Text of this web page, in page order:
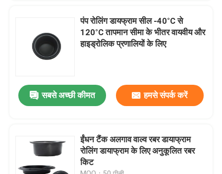
समाचार
उद्धरण मांगें
वाल्व रबर डायाफ्राम
पंप रोलिंग डायफ्राम सील -40°C से
120°C तापमान सीमा के भीतर वायवीय और
हाइड्रोलिक प्रणालियों के लिए
सबसे अच्छी कीमत हमसे संपर्क करें
ईंधन टैंक अलगाव वाल्व रबर डायाफ्राम
रोलिंग डायाफ्राम के लिए अनुकूलित रबर
किट